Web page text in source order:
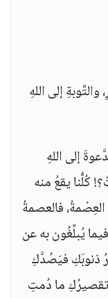
إلى اللهِ
إلى اللهِ
كُلُّنا يقعُ منه
فالعصمةُ
يُبلِّغُون به عن
ذنوبَكِ فيَصُدَّكِ
ما دُمتِ